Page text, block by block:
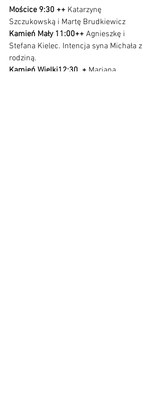
Mościce 9:30 ++ Katarzynę
Szczukowską i Martę Brudkiewicz
Kamień Mały 11:00++ Agnieszkę i
Stefana Kielec. Intencja syna Michała z
rodziną.
Kamień Wielki12:30. + Mariana